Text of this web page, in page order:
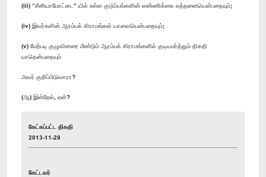
(iii) “சீனியாமோட்டை” யில் உள்ள குடும்பங்களின் எண்ணிக்கை எத்தனையென்பதையும்;
(iv) இவர்களின் ஆரம்பக் கிராமங்கள் யாவையென்பதையும்;
(v) மேற்படி குழுவினரை மீண்டும் ஆரம்பக் கிராமங்களில் குடியமர்த்தும் திகதி
யாதென்பதையும்
அவர் குறிப்பிடுவாரா?
(ஆ) இன்றேல், ஏன்?
கேட்கப்பட்ட திகதி
2013-11-29
கேட்டவர்